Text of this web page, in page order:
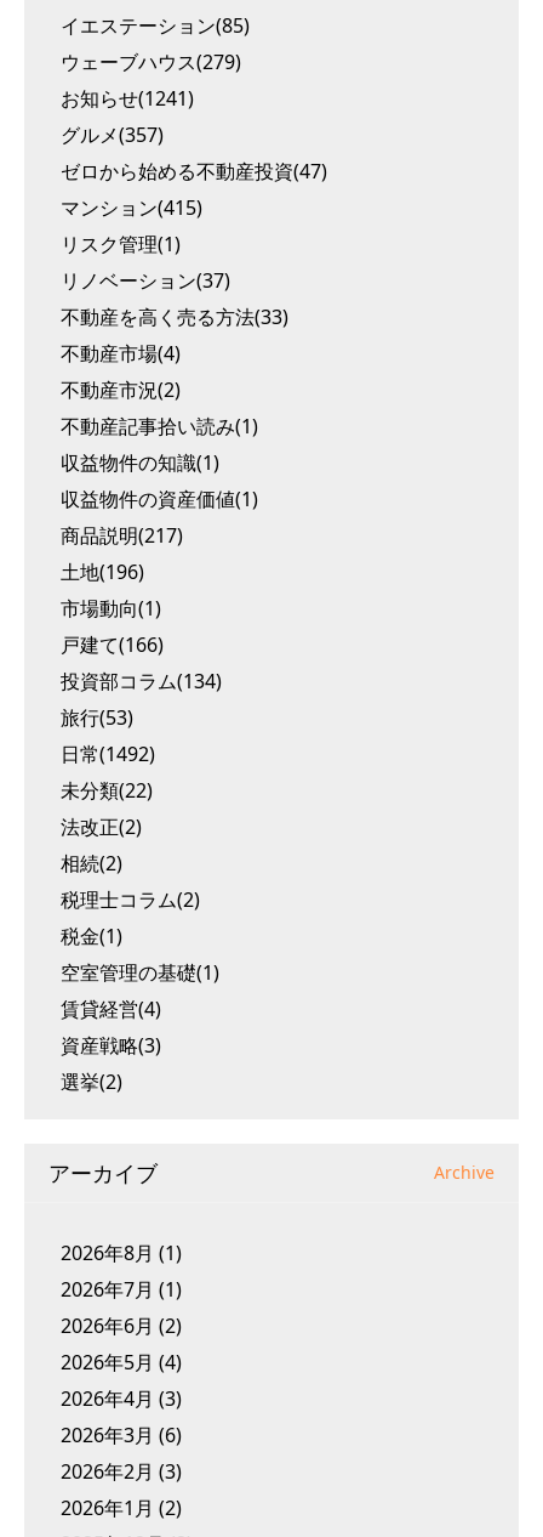
イエステーション(85)
ウェーブハウス(279)
お知らせ(1241)
グルメ(357)
ゼロから始める不動産投資(47)
マンション(415)
リスク管理(1)
リノベーション(37)
不動産を高く売る方法(33)
不動産市場(4)
不動産市況(2)
不動産記事拾い読み(1)
収益物件の知識(1)
収益物件の資産価値(1)
商品説明(217)
土地(196)
市場動向(1)
戸建て(166)
投資部コラム(134)
旅行(53)
日常(1492)
未分類(22)
法改正(2)
相続(2)
税理士コラム(2)
税金(1)
空室管理の基礎(1)
賃貸経営(4)
資産戦略(3)
選挙(2)
アーカイブ Archive
2026年8月 (1)
2026年7月 (1)
2026年6月 (2)
2026年5月 (4)
2026年4月 (3)
2026年3月 (6)
2026年2月 (3)
2026年1月 (2)